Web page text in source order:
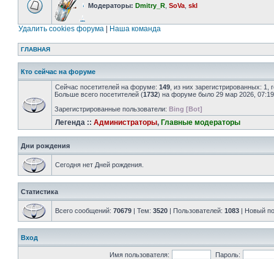
Модераторы: Dmitry_R SoVa skl
Удалить cookies форума Наша команда
ГЛАВНАЯ
Кто сейчас на форуме
Сейчас посетителей на форуме: 149 , из них зарегистрированных:
Больше всего посетителей (1732) на форуме было 29 мар 2026, 07:19
Зарегистрированные пользователи: Bing [Bot]
Легенда :: Администраторы, Главные модераторы
Дни рождения
Сегодня нет Дней рождения.
Статистика
Всего сообщений: 70679 | Тем: 3520 | Пользователей: 1083 | Новый
Вход
Имя пользователя: Пароль: